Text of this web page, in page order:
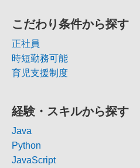
こだわり条件から探す
正社員
時短勤務可能
育児支援制度
経験・スキルから探す
Java
Python
JavaScript